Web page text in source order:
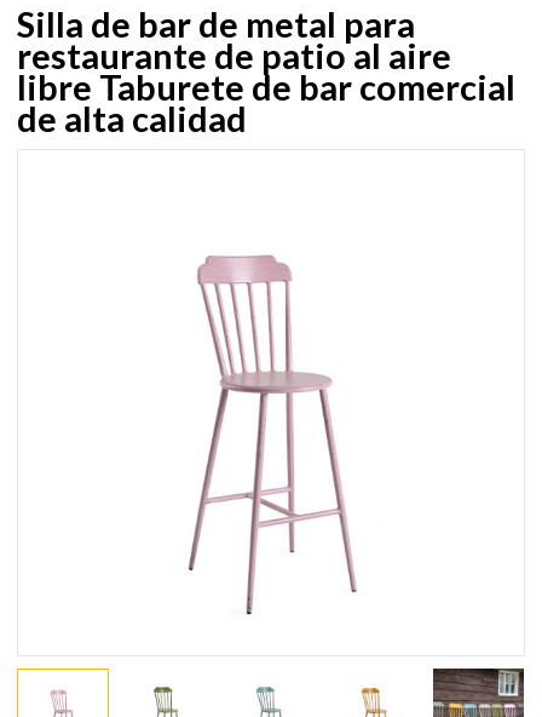
Silla de bar de metal para
restaurante de patio al aire
libre Taburete de bar comercial
de alta calidad